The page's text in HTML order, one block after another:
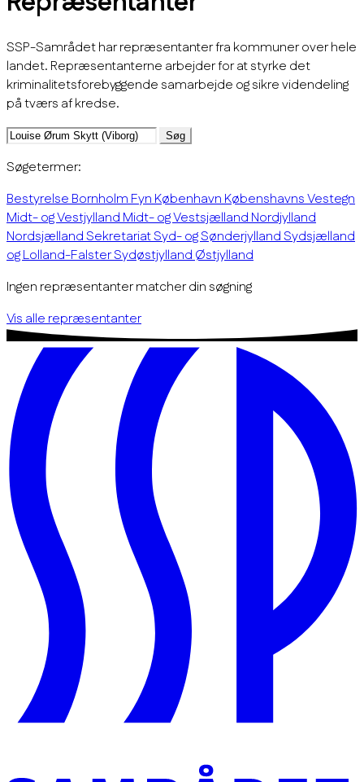
SSP-Samrådet har repræsentanter fra kommuner over hele
landet. Repræsentanterne arbejder for at styrke det
kriminalitetsforebyggende samarbejde og sikre videndeling
på tværs af kredse.
Søg
Søgetermer:
BestyrelseBornholmFynKøbenhavnKøbenshavns Vestegn
Midt- og VestjyllandMidt- og VestsjællandNordjylland
NordsjællandSekretariatSyd- og SønderjyllandSydsjælland
og Lolland-FalsterSydøstjyllandØstjylland
Ingen repræsentanter matcher din søgning
Vis alle repræsentanter